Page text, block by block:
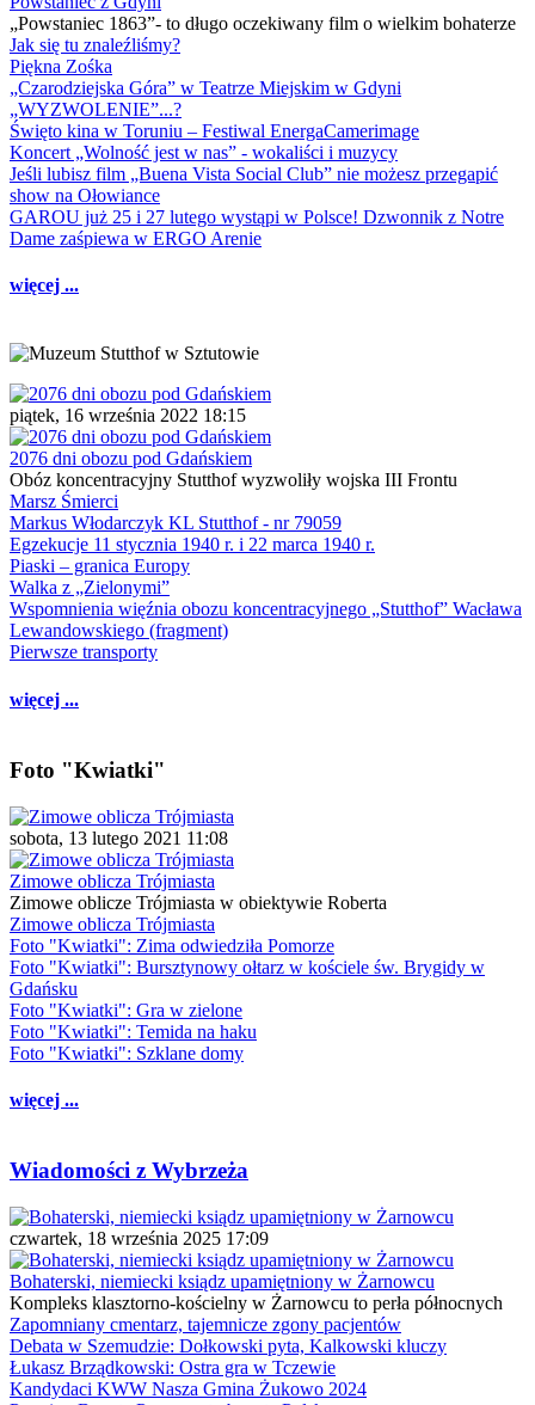
„Powstaniec 1863”- to długo oczekiwany film o wielkim bohaterze
Jak się tu znaleźliśmy?
Piękna Zośka
„Czarodziejska Góra” w Teatrze Miejskim w Gdyni
„WYZWOLENIE”...?
Święto kina w Toruniu – Festiwal EnergaCamerimage
Koncert „Wolność jest w nas” - wokaliści i muzycy
Jeśli lubisz film „Buena Vista Social Club” nie możesz przegapić
show na Ołowiance
GAROU już 25 i 27 lutego wystąpi w Polsce! Dzwonnik z Notre
Dame zaśpiewa w ERGO Arenie
więcej ...
piątek, 16 września 2022 18:15
2076 dni obozu pod Gdańskiem
Obóz koncentracyjny Stutthof wyzwoliły wojska III Frontu
Marsz Śmierci
Markus Włodarczyk KL Stutthof - nr 79059
Egzekucje 11 stycznia 1940 r. i 22 marca 1940 r.
Piaski – granica Europy
Walka z „Zielonymi”
Wspomnienia więźnia obozu koncentracyjnego „Stutthof” Wacława
Lewandowskiego (fragment)
Pierwsze transporty
więcej ...
Foto "Kwiatki"
sobota, 13 lutego 2021 11:08
Zimowe oblicza Trójmiasta
Zimowe oblicze Trójmiasta w obiektywie Roberta
Zimowe oblicza Trójmiasta
Foto "Kwiatki": Zima odwiedziła Pomorze
Foto "Kwiatki": Bursztynowy ołtarz w kościele św. Brygidy w
Gdańsku
Foto "Kwiatki": Gra w zielone
Foto "Kwiatki": Temida na haku
Foto "Kwiatki": Szklane domy
więcej ...
Wiadomości z Wybrzeża
czwartek, 18 września 2025 17:09
Bohaterski, niemiecki ksiądz upamiętniony w Żarnowcu
Kompleks klasztorno-kościelny w Żarnowcu to perła północnych
Zapomniany cmentarz, tajemnicze zgony pacjentów
Debata w Szemudzie: Dołkowski pyta, Kalkowski kluczy
Łukasz Brządkowski: Ostra gra w Tczewie
Kandydaci KWW Nasza Gmina Żukowo 2024